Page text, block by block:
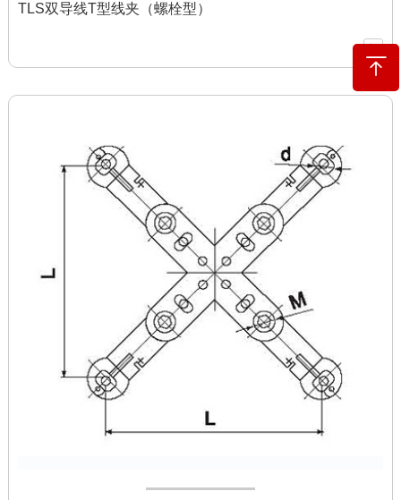
TLS双导线T型线夹（螺栓型）